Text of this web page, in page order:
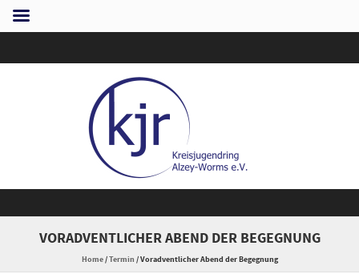
VORADVENTLICHER ABEND DER BEGEGNUNG
Home/Termin /Voradventlicher Abend der Begegnung